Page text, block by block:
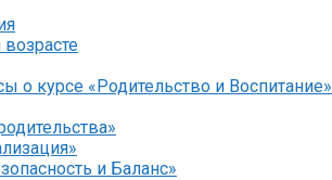
о курсе «Родительство и Воспитание»
и Баланс»